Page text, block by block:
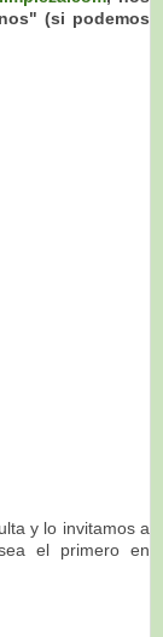
(si podemos
y lo invitamos a
el primero en